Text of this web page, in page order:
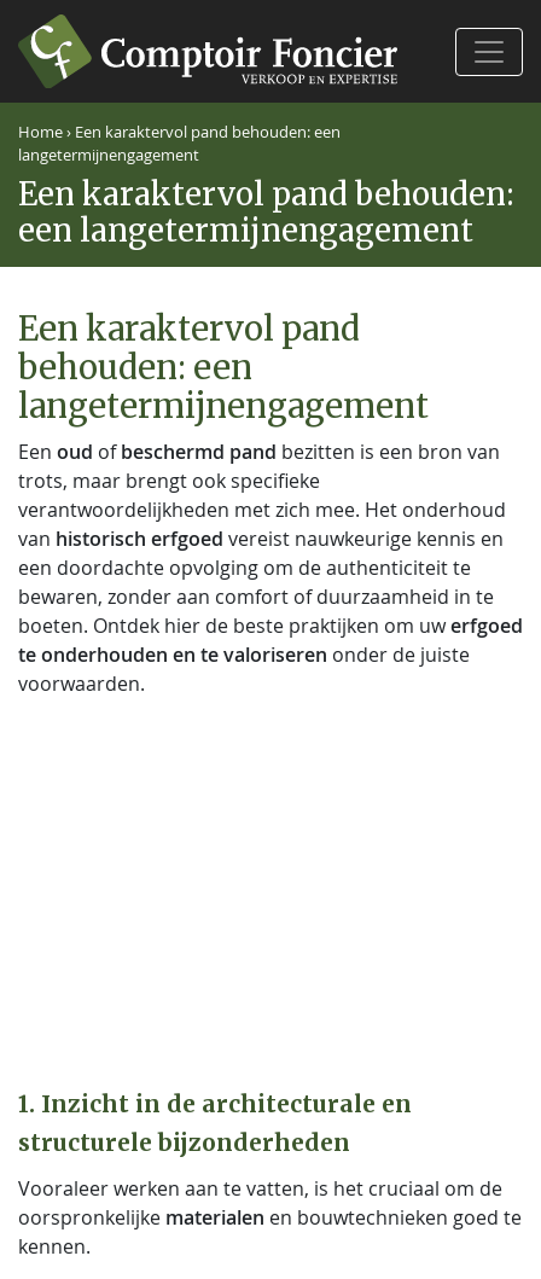
Home› Een karaktervol pand behouden: een
langetermijnengagement
Een karaktervol pand behouden:
een langetermijnengagement
Een karaktervol pand
behouden: een
langetermijnengagement
Een oud ofbeschermd pand bezitten is een bron van
trots, maar brengt ook specifieke
verantwoordelijkheden met zich mee. Het onderhoud
van historisch erfgoed vereist nauwkeurige kennis en
een doordachte opvolging om de authenticiteit te
bewaren, zonder aan comfort of duurzaamheid in te
boeten. Ontdek hier de beste praktijken om uwerfgoed
te onderhouden en te valoriseren onder de juiste
voorwaarden.
1. Inzicht in de architecturale en
structurele bijzonderheden
Vooraleer werken aan te vatten, is het cruciaal om de
oorspronkelijke materialen en bouwtechnieken goed te
kennen.